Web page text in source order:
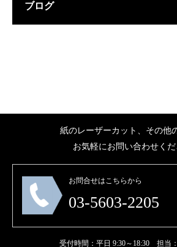
ブログ
紙のレーザーカット、その他
お気軽にお問い合わせくだ
お問合せはこちらから
03-5603-2205
受付時間：平日 9:30～18:30 担当